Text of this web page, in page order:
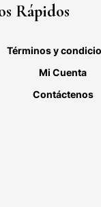
Rápidos
Términos y
Mi Cuenta
Contáctenos